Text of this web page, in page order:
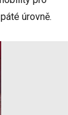
úrovně.